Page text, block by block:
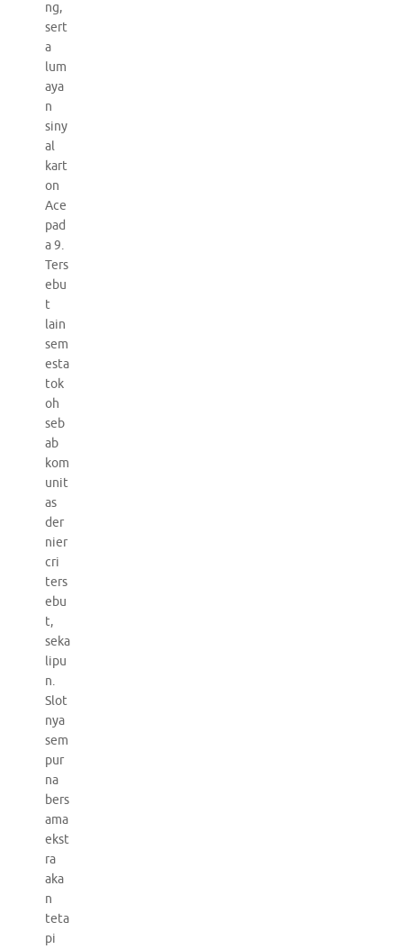
ng,
sert
a
lum
aya
n
siny
al
kart
on
Ace
pad
a 9.
Ters
ebu
t
lain
sem
esta
tok
oh
seb
ab
kom
unit
as
der
nier
cri
ters
ebu
t,
seka
lipu
n.
Slot
nya
sem
pur
na
bers
ama
ekst
ra
aka
n
teta
pi